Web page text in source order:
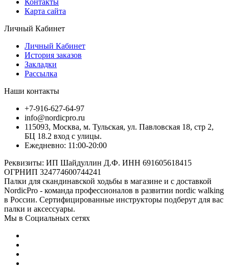
Контакты
Карта сайта
Личный Кабинет
Личный Кабинет
История заказов
Закладки
Рассылка
Наши контакты
+7-916-627-64-97
info@nordicpro.ru
115093, Москва, м. Тульская, ул. Павловская 18, стр 2,
БЦ 18.2 вход с улицы.
Ежедневно: 11:00-20:00
Реквизиты: ИП Шайдуллин Д.Ф. ИНН 691605618415
ОГРНИП 324774600744241
Палки для скандинавской ходьбы в магазине и с доставкой
NordicPro - команда профессионалов в развитии nordic walking
в России. Сертифицированные инструкторы подберут для вас
палки и аксессуары.
Мы в Социальных сетях